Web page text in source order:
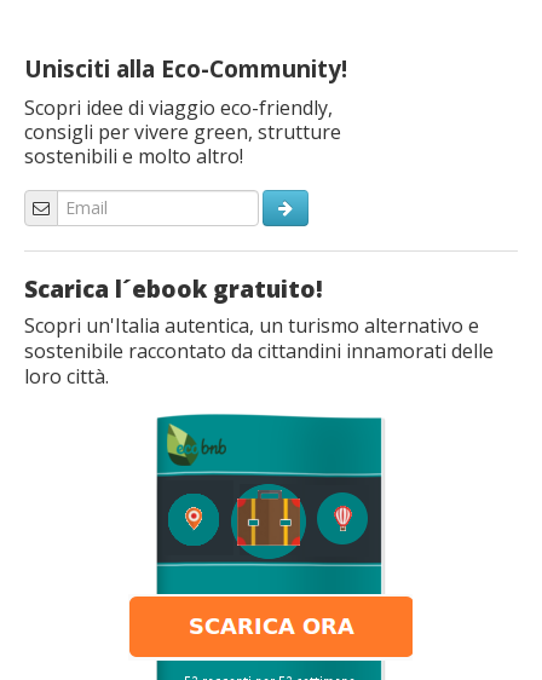
Unisciti alla Eco-Community!
Scopri idee di viaggio eco-friendly,
consigli per vivere green, strutture
sostenibili e molto altro!
Scarica l´ebook gratuito!
Scopri un'Italia autentica, un turismo alternativo e
sostenibile raccontato da cittandini innamorati delle
loro città.